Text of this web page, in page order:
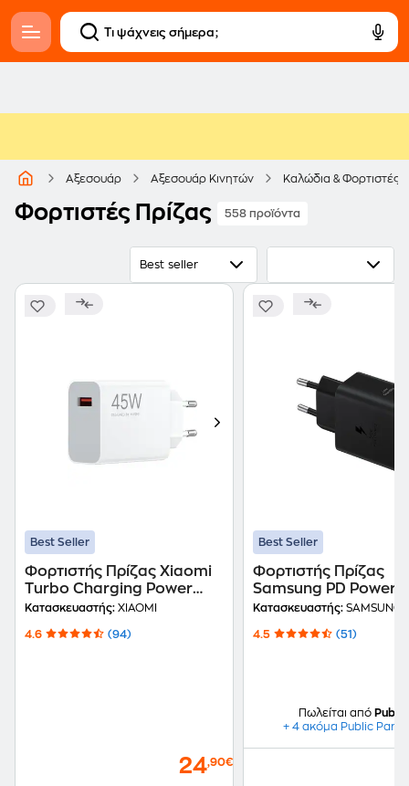
Αξεσουάρ Αξεσουάρ Κινητών Καλώδια & Φορτιστές
Φορτιστές Πρίζας 558 προϊόντα
Best seller
Best Seller
Φορτιστής Πρίζας Xiaomi
Turbo Charging Power
Adapter USB-A 45W -
Κατασκευαστής: XIAOMI
4.6 (94)
24,90€
Best Seller
Φορτιστής Πρίζας
Samsung PD Power
Adapter USB-C 45W
Κατασκευαστής: SAMSUNG
4.5 (51)
Πωλείται από Public
+ 4 ακόμα Public